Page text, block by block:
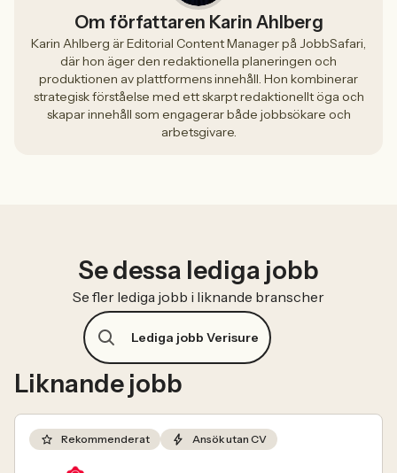
Om författaren Karin Ahlberg
Karin Ahlberg är Editorial Content Manager på JobbSafari,
där hon äger den redaktionella planeringen och
produktionen av plattformens innehåll. Hon kombinerar
strategisk förståelse med ett skarpt redaktionellt öga och
skapar innehåll som engagerar både jobbsökare och
arbetsgivare.
Se dessa lediga jobb
Se fler lediga jobb i liknande branscher
Lediga jobb Verisure
Liknande jobb
Rekommenderat Ansök utan CV